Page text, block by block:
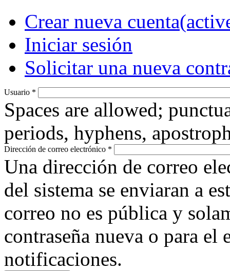
Crear nueva cuenta
Iniciar sesión
Solicitar una nueva
Usuario *
Spaces are allowed;
periods, hyphens,
Dirección de correo electrónico *
Una dirección de correo
del sistema se enviaran a
correo no es pública y
contraseña nueva o para
notificaciones.